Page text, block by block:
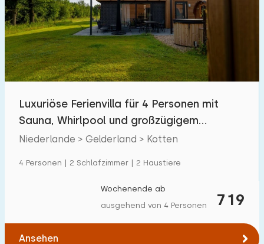
Badezimmer:
1 2 3 4 5
Entfernungen
Zum Meer(max. km):
Zum Wald(max. km):
10 20
Luxuriöse Ferienvilla für 4 Personen mit
Sauna, Whirlpool und großzügigem
Außenbereich
Niederlande > Gelderland > Kotten
4 Personen | 2 Schlafzimmer | 2 Haustiere
719
Wochenende ab
ausgehend von 4 Personen
Ansehen